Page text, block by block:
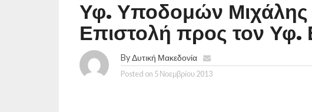
Υφ. Υποδομών
Επιστολή προς τον Υφ.
ByΔυτική Μακεδονία
Posted on 5 Νοεμβρίου 2013